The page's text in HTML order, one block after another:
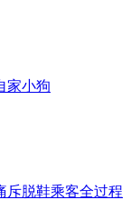
家小狗
斥脱鞋乘客全过程